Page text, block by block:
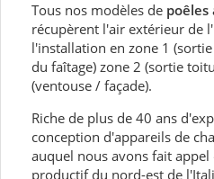
Tous nos modèles de poêles
récupèrent l'air extérieur de
l'installation en zone 1
du faîtage) zone 2 (sortie
(ventouse / façade).
Riche de plus de 40 ans
conception d'appareils de
auquel nous avons fait
productif du nord-est de